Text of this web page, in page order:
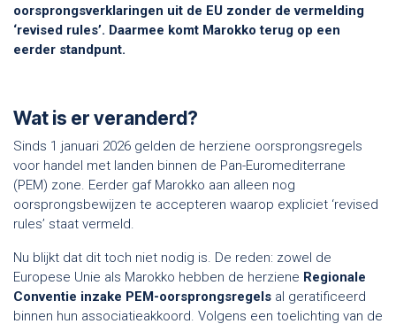
oorsprongsverklaringen uit de EU zonder de vermelding
‘revised rules’. Daarmee komt Marokko terug op een
eerder standpunt.
Wat is er veranderd?
Sinds 1 januari 2026 gelden de herziene oorsprongsregels
voor handel met landen binnen de Pan-Euromediterrane
(PEM) zone. Eerder gaf Marokko aan alleen nog
oorsprongsbewijzen te accepteren waarop expliciet ‘revised
rules’ staat vermeld.
Nu blijkt dat dit toch niet nodig is. De reden: zowel de
Europese Unie als Marokko hebben de herziene Regionale
Conventie inzake PEM-oorsprongsregels al geratificeerd
binnen hun associatieakkoord. Volgens een toelichting van de